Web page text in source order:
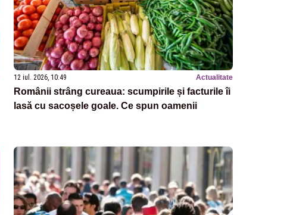
12 iul. 2026, 10:49 Actualitate
Românii strâng cureaua: scumpirile și facturile îi
lasă cu sacoșele goale. Ce spun oamenii